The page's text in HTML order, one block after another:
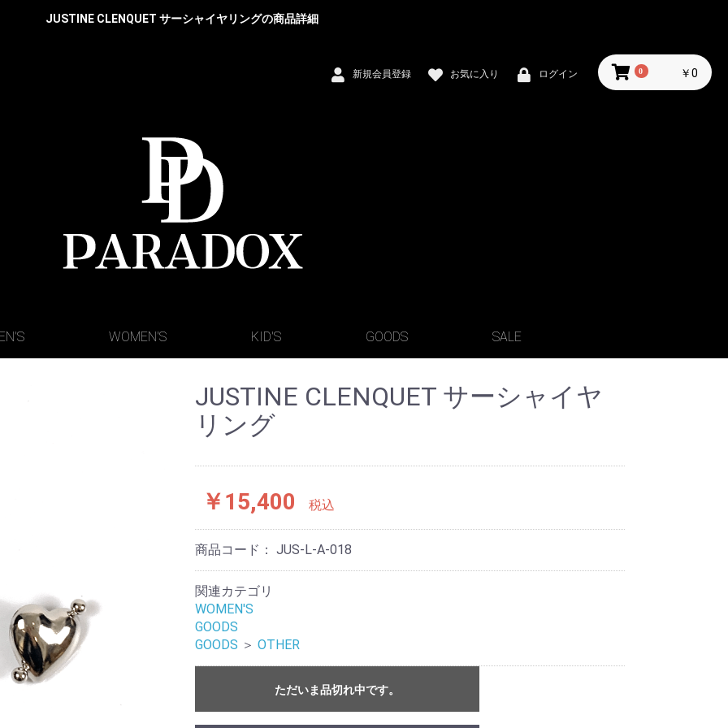
JUSTINE CLENQUET サーシャイヤリングの商品詳細
新規会員登録 お気に入り ログイン 0 ￥0
WOMEN'S KID'S GOODS SALE
JUSTINE CLENQUET サーシャイヤ
リング
￥15,400 税込
商品コード： JUS-L-A-018
関連カテゴリ
WOMEN'S
GOODS
GOODS ＞ OTHER
ただいま品切れ中です。